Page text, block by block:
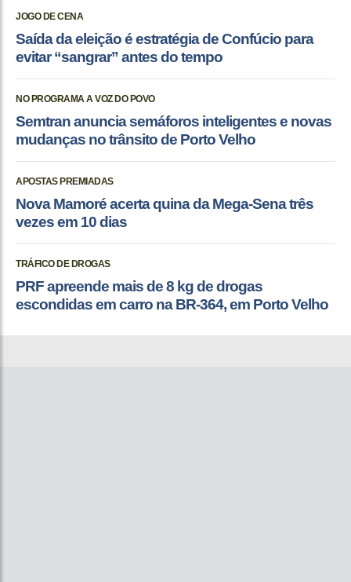
JOGO DE CENA
Saída da eleição é estratégia de Confúcio para
evitar “sangrar” antes do tempo
NO PROGRAMA A VOZ DO POVO
Semtran anuncia semáforos inteligentes e novas
mudanças no trânsito de Porto Velho
APOSTAS PREMIADAS
Nova Mamoré acerta quina da Mega-Sena três
vezes em 10 dias
TRÁFICO DE DROGAS
PRF apreende mais de 8 kg de drogas
escondidas em carro na BR-364, em Porto Velho